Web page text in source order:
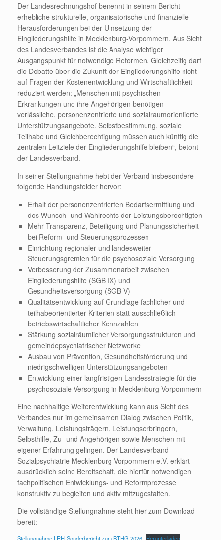
Der Landesrechnungshof benennt in seinem Bericht
erhebliche strukturelle, organisatorische und finanzielle
Herausforderungen bei der Umsetzung der
Eingliederungshilfe in Mecklenburg-Vorpommern. Aus Sicht
des Landesverbandes ist die Analyse wichtiger
Ausgangspunkt für notwendige Reformen. Gleichzeitig darf
die Debatte über die Zukunft der Eingliederungshilfe nicht
auf Fragen der Kostenentwicklung und Wirtschaftlichkeit
reduziert werden: „Menschen mit psychischen
Erkrankungen und ihre Angehörigen benötigen
verlässliche, personenzentrierte und sozialraumorientierte
Unterstützungsangebote. Selbstbestimmung, soziale
Teilhabe und Gleichberechtigung müssen auch künftig die
zentralen Leitziele der Eingliederungshilfe bleiben“, betont
der Landesverband.
In seiner Stellungnahme hebt der Verband insbesondere
folgende Handlungsfelder hervor:
Erhalt der personenzentrierten Bedarfsermittlung und
des Wunsch- und Wahlrechts der Leistungsberechtigten
Mehr Transparenz, Beteiligung und Planungssicherheit
bei Reform- und Steuerungsprozessen
Einrichtung regionaler und landesweiter
Steuerungsgremien für die psychosoziale Versorgung
Verbesserung der Zusammenarbeit zwischen
Eingliederungshilfe (SGB IX) und
Gesundheitsversorgung (SGB V)
Qualitätsentwicklung auf Grundlage fachlicher und
teilhabeorientierter Kriterien statt ausschließlich
betriebswirtschaftlicher Kennzahlen
Stärkung sozialräumlicher Versorgungsstrukturen und
gemeindepsychiatrischer Netzwerke
Ausbau von Prävention, Gesundheitsförderung und
niedrigschwelligen Unterstützungsangeboten
Entwicklung einer langfristigen Landesstrategie für die
psychosoziale Versorgung in Mecklenburg-Vorpommern
Eine nachhaltige Weiterentwicklung kann aus Sicht des
Verbandes nur im gemeinsamen Dialog zwischen Politik,
Verwaltung, Leistungsträgern, Leistungserbringern,
Selbsthilfe, Zu- und Angehörigen sowie Menschen mit
eigener Erfahrung gelingen. Der Landesverband
Sozialpsychiatrie Mecklenburg-Vorpommern e.V. erklärt
ausdrücklich seine Bereitschaft, die hierfür notwendigen
fachpolitischen Entwicklungs- und Reformprozesse
konstruktiv zu begleiten und aktiv mitzugestalten.
Die vollständige Stellungnahme steht hier zum Download
bereit:
Stellungnahme LRH-Sonderbericht zum BTHG 2026 Herunterladen